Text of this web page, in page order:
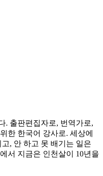
. 출판편집자로, 번역가로,
한 한국어 강사로. 세상에
, 안 하고 못 배기는 일은
서 지금은 인천살이 10년을